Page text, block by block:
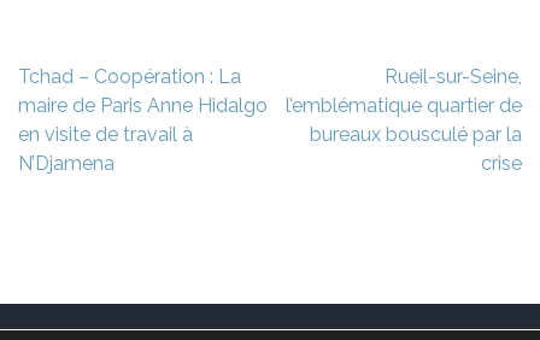
Navigation
de
l’article
Tchad – Coopération : La
maire de Paris Anne Hidalgo
en visite de travail à
N’Djamena
Rueil-sur-Seine,
l’emblématique quartier de
bureaux bousculé par la
crise